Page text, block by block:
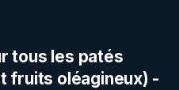
tous les patés
fruits oléagineux) -